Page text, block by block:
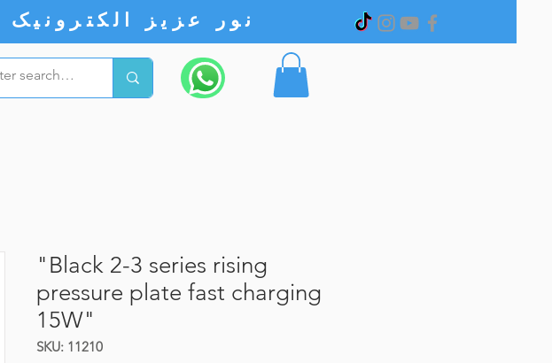
"Black 2-3 series rising
pressure plate fast charging
15W"
SKU: 11210